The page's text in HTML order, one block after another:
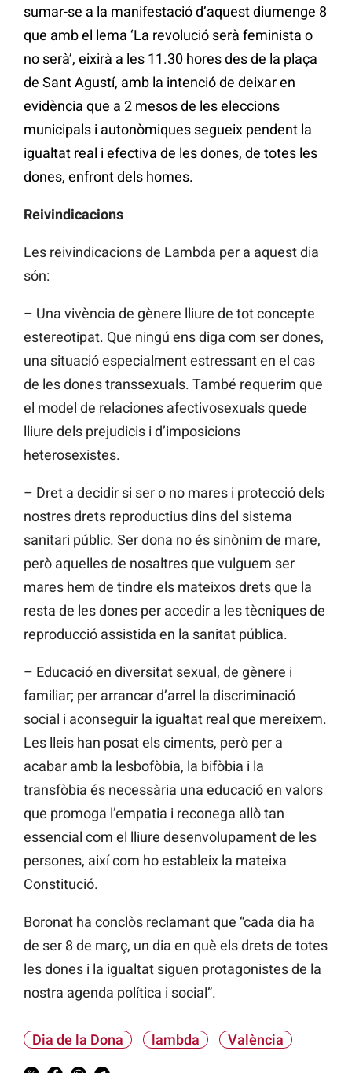
sumar-se a la manifestació d’aquest diumenge 8
que amb el lema ‘La revolució serà feminista o
no serà’, eixirà a les 11.30 hores des de la plaça
de Sant Agustí, amb la intenció de deixar en
evidència que a 2 mesos de les eleccions
municipals i autonòmiques segueix pendent la
igualtat real i efectiva de les dones, de totes les
dones, enfront dels homes.
Reivindicacions
Les reivindicacions de Lambda per a aquest dia
són:
– Una vivència de gènere lliure de tot concepte
estereotipat. Que ningú ens diga com ser dones,
una situació especialment estressant en el cas
de les dones transsexuals. També requerim que
el model de relaciones afectivosexuals quede
lliure dels prejudicis i d’imposicions
heterosexistes.
– Dret a decidir si ser o no mares i protecció dels
nostres drets reproductius dins del sistema
sanitari públic. Ser dona no és sinònim de mare,
però aquelles de nosaltres que vulguem ser
mares hem de tindre els mateixos drets que la
resta de les dones per accedir a les tècniques de
reproducció assistida en la sanitat pública.
– Educació en diversitat sexual, de gènere i
familiar; per arrancar d’arrel la discriminació
social i aconseguir la igualtat real que mereixem.
Les lleis han posat els ciments, però per a
acabar amb la lesbofòbia, la bifòbia i la
transfòbia és necessària una educació en valors
que promoga l’empatia i reconega allò tan
essencial com el lliure desenvolupament de les
persones, així com ho estableix la mateixa
Constitució.
Boronat ha conclòs reclamant que “cada dia ha
de ser 8 de març, un dia en què els drets de totes
les dones i la igualtat siguen protagonistes de la
nostra agenda política i social”.
Dia de la Dona lambda València